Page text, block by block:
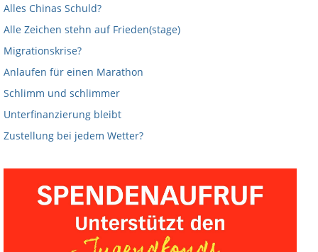
Alles Chinas Schuld?
Alle Zeichen stehn auf Frieden(stage)
Migrationskrise?
Anlaufen für einen Marathon
Schlimm und schlimmer
Unterfinanzierung bleibt
Zustellung bei jedem Wetter?